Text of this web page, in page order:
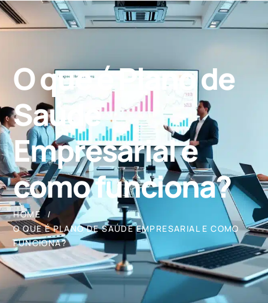
O que é Plano de
Saúde
Empresarial e
como funciona?
HOME
O QUE É PLANO DE SAÚDE EMPRESARIAL E COMO
FUNCIONA?